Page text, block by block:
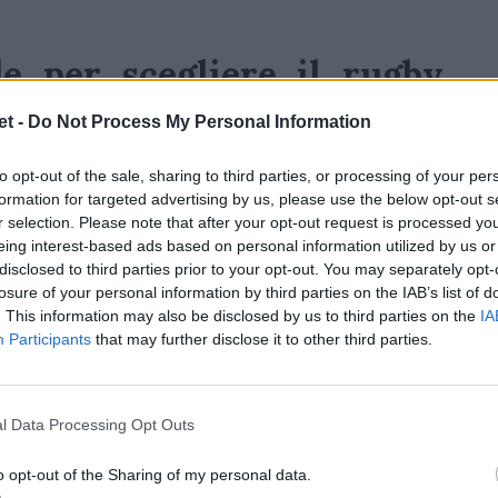
- Do Not Process My Personal Information
opt-out of the sale, sharing to third parties, or processing of your
for targeted advertising by us, please use the below opt-out
selection. Please note that after your opt-out request is processed
interest-based ads based on personal information utilized by us
to third parties prior to your opt-out. You may separately
of your personal information by third parties on the IAB’s list of
This information may also be disclosed by us to third parties on the
Participants that may further disclose it to other third parties.
Data Processing Opt Outs
opt-out of the Sharing of my personal data.
per scegliere il rugby
dal panel ufficiale dei
World
del rugby mondiale comeJacques
Kieran Reade altri ex campioni.
forma di riconoscimento da
segnando il presente.